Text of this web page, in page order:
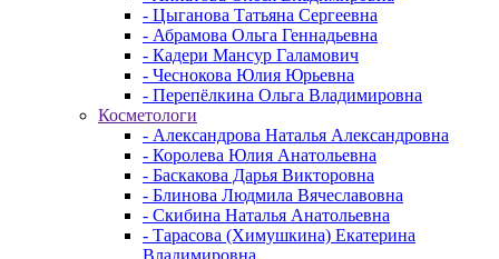
- Цыганова Татьяна Сергеевна
- Абрамова Ольга Геннадьевна
- Кадери Мансур Галамович
- Чеснокова Юлия Юрьевна
- Перепёлкина Ольга Владимировна
Косметологи
- Александрова Наталья Александровна
- Королева Юлия Анатольевна
- Баскакова Дарья Викторовна
- Блинова Людмила Вячеславовна
- Скибина Наталья Анатольевна
- Тарасова (Химушкина) Екатерина
Владимировна